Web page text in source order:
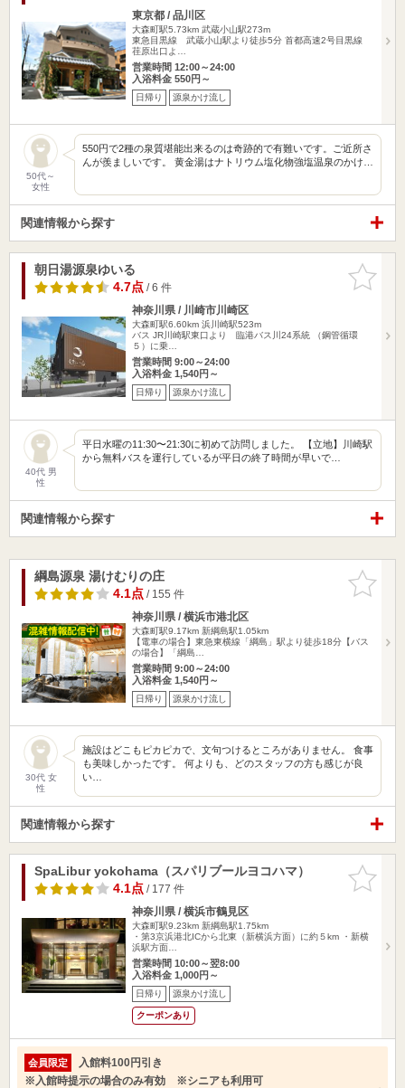
東京都 / 品川区
大森町駅5.73km 武蔵小山駅273m
東急目黒線 武蔵小山駅より徒歩5分 首都高速2号目黒線
荏原出口よ…
営業時間 12:00～24:00
入浴料金 550円～
日帰り 源泉かけ流し
50代～
女性
550円で2種の泉質堪能出来るのは奇跡的で有難いです。ご近所さ
んが羨ましいです。 黄金湯はナトリウム塩化物強塩温泉のかけ…
関連情報から探す
お気に入
りに追加
朝日湯源泉ゆいる
4.7点/ 6 件
神奈川県 / 川崎市川崎区
大森町駅6.60km 浜川崎駅523m
バス JR川崎駅東口より 臨港バス川24系統 （鋼管循環
５）に乗…
営業時間 9:00～24:00
入浴料金 1,540円～
日帰り 源泉かけ流し
40代 男
性
平日水曜の11:30〜21:30に初めて訪問しました。 【立地】川崎駅
から無料バスを運行しているが平日の終了時間が早いで…
関連情報から探す
お気に入
りに追加
綱島源泉 湯けむりの庄
4.1点/ 155 件
神奈川県 / 横浜市港北区
大森町駅9.17km 新綱島駅1.05km
【電車の場合】東急東横線「綱島」駅より徒歩18分【バス
の場合】「綱島…
営業時間 9:00～24:00
入浴料金 1,540円～
日帰り 源泉かけ流し
30代 女
性
施設はどこもピカピカで、文句つけるところがありません。 食事
も美味しかったです。 何よりも、どのスタッフの方も感じが良
い…
関連情報から探す
お気に入
りに追加
SpaLibur yokohama（スパリブールヨコハマ）
4.1点/ 177 件
神奈川県 / 横浜市鶴見区
大森町駅9.23km 新綱島駅1.75km
・第3京浜港北ICから北東（新横浜方面）に約５km ・新横
浜駅方面…
営業時間 10:00～翌8:00
入浴料金 1,000円～
日帰り 源泉かけ流し
クーポンあり
会員限定
入館料100円引き
※入館時提示の場合のみ有効 ※シニアも利用可